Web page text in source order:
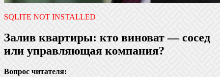
SQLITE NOT INSTALLED
Залив квартиры: кто виноват — сосед
или управляющая компания?
Вопрос читателя: